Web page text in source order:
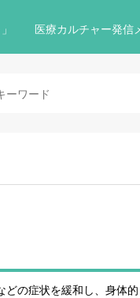
」 医療カルチャー発信
の症状を緩和し、身体